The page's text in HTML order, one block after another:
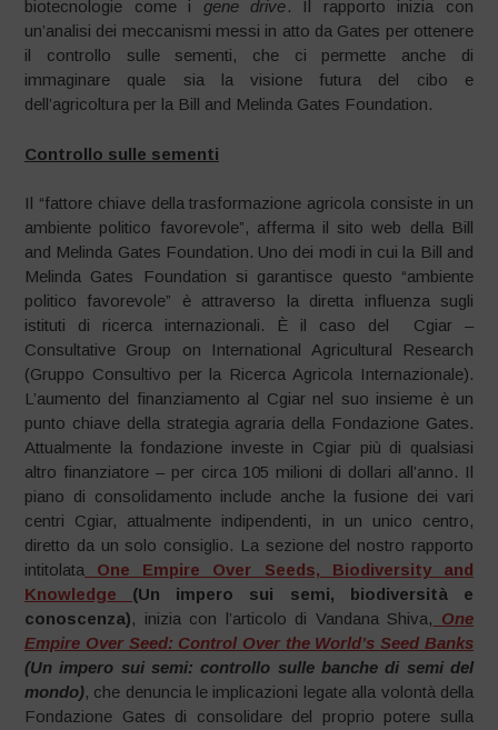
biotecnologie come i gene drive. Il rapporto inizia con
un’analisi dei meccanismi messi in atto da Gates per ottenere
il controllo sulle sementi, che ci permette anche di
immaginare quale sia la visione futura del cibo e
dell’agricoltura per la Bill and Melinda Gates Foundation.
Controllo sulle sementi
Il “fattore chiave della trasformazione agricola consiste in un
ambiente politico favorevole”, afferma il sito web della Bill
and Melinda Gates Foundation. Uno dei modi in cui la Bill and
Melinda Gates Foundation si garantisce questo “ambiente
politico favorevole” è attraverso la diretta influenza sugli
istituti di ricerca internazionali. È il caso del Cgiar –
Consultative Group on International Agricultural Research
(Gruppo Consultivo per la Ricerca Agricola Internazionale).
L’aumento del finanziamento al Cgiar nel suo insieme è un
punto chiave della strategia agraria della Fondazione Gates.
Attualmente la fondazione investe in Cgiar più di qualsiasi
altro finanziatore – per circa 105 milioni di dollari all’anno. Il
piano di consolidamento include anche la fusione dei vari
centri Cgiar, attualmente indipendenti, in un unico centro,
diretto da un solo consiglio. La sezione del nostro rapporto
intitolata One Empire Over Seeds, Biodiversity and
Knowledge (Un impero sui semi, biodiversità e
conoscenza), inizia con l’articolo di Vandana Shiva, One
Empire Over Seed: Control Over the World’s Seed Banks
(Un impero sui semi: controllo sulle banche di semi del
mondo), che denuncia le implicazioni legate alla volontà della
Fondazione Gates di consolidare del proprio potere sulla